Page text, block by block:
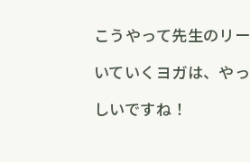
こうやって先生のリ
いていくヨガは、や
しいですね！